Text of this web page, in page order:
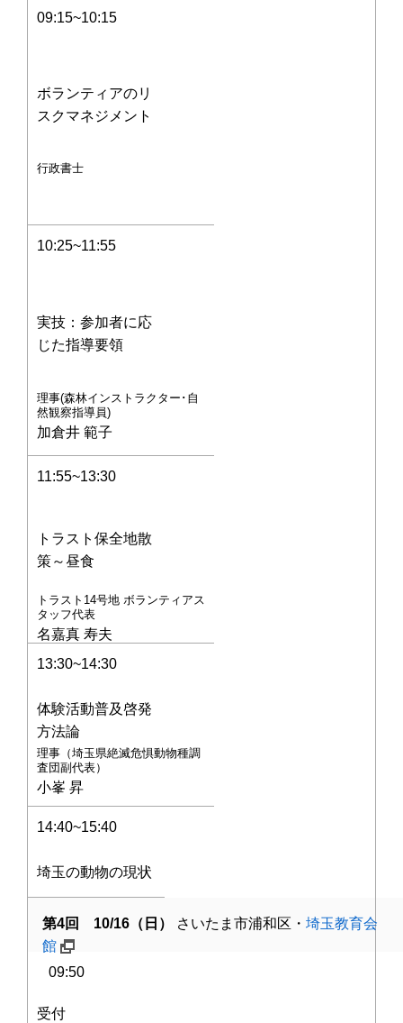
09:15~10:15
ボランティアのリ
スクマネジメント
行政書士
10:25~11:55
実技：参加者に応
じた指導要領
理事(森林インストラクター･自
然観察指導員)
加倉井 範子
11:55~13:30
トラスト保全地散
策～昼食
トラスト14号地 ボランティアス
タッフ代表
名嘉真 寿夫
13:30~14:30
体験活動普及啓発
方法論
理事（埼玉県絶滅危惧動物種調
査団副代表）
小峯 昇
14:40~15:40
埼玉の動物の現状
第4回 10/16（日） さいたま市浦和区・ 埼玉教育会
館
09:50
受付